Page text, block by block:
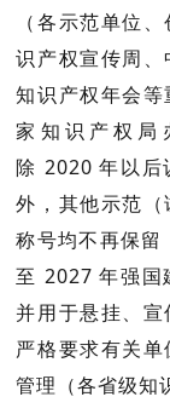
（各示范单位、
识产权宣传周
知识产权年会
家知识产权局
除 2020年以后
外，其他示范
称号均不再保
至 2027年强国
并用于悬挂、
严格要求有关
管理 （各省级知